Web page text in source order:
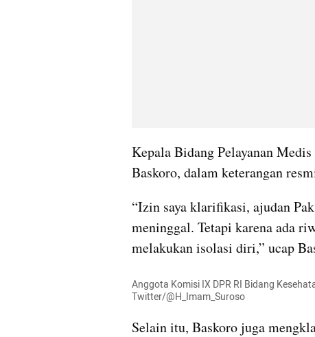
Kepala Bidang Pelayanan
Baskoro, dalam keterangan
“Izin saya klarifikasi, ajudan
meninggal. Tetapi karena ada
melakukan isolasi diri,” ucap
Anggota Komisi IX DPR RI Bidang
Twitter/@H_Imam_Suroso
Selain itu, Baskoro juga